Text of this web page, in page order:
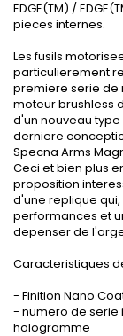
EDGE(TM) /
pieces internes.
Les fusils
particulierement
premiere serie de
moteur brushless
d'un nouveau type
derniere
Specna Arms
Ceci et bien plus
proposition
d'une replique
performances et
depenser de
Caracteristiques
- Finition Nano
- numero de serie
hologramme